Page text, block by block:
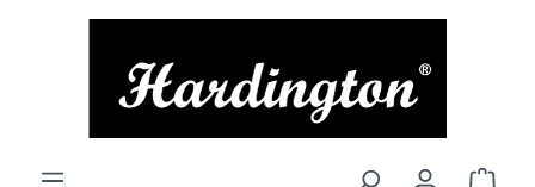
springen